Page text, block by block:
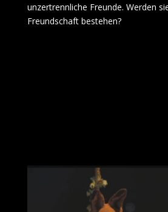
unzertrennliche Freunde. Werden
Freundschaft bestehen?